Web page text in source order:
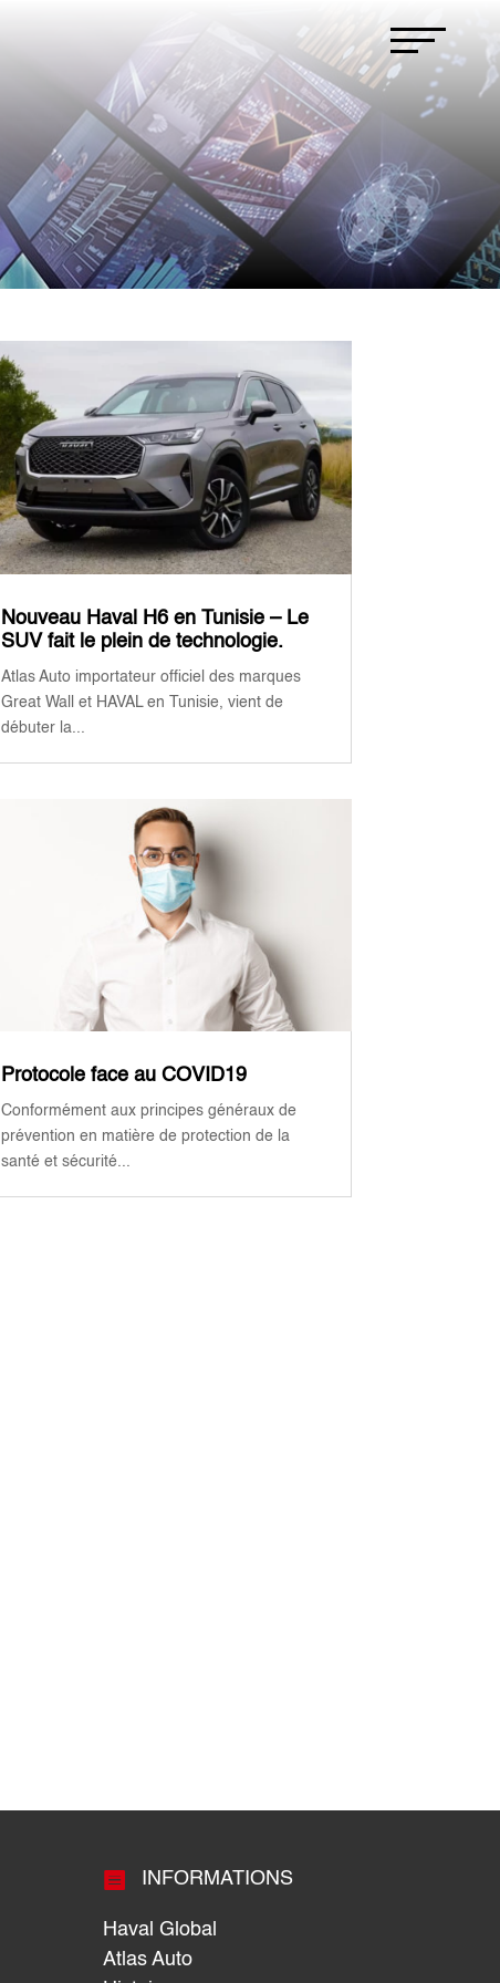
Nouveau Haval H6 en Tunisie – Le
SUV fait le plein de technologie.
Atlas Auto importateur officiel des marques
Great Wall et HAVAL en Tunisie, vient de
débuter la...
Protocole face au COVID19
Conformément aux principes généraux de
prévention en matière de protection de la
santé et sécurité...
 INFORMATIONS
Haval Global
Atlas Auto